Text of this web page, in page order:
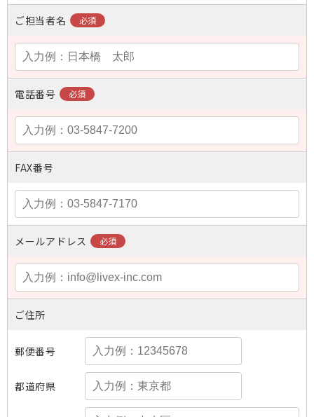
ご担当者名
電話番号
FAX番号
メールアドレス
ご住所
郵便番号
都道府県